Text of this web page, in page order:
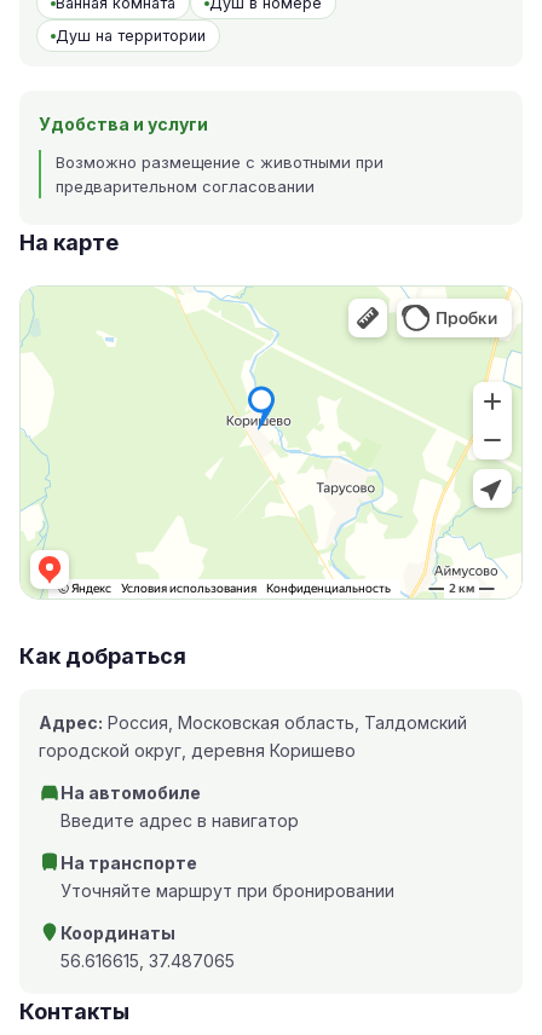
Душ на территории
Удобства и услуги
Возможно размещение с животными при
предварительном согласовании
На карте
Как добраться
Адрес: Россия, Московская область, Талдомский
городской округ, деревня Коришево
На автомобиле
Введите адрес в навигатор
На транспорте
Уточняйте маршрут при бронировании
Координаты
56.616615, 37.487065
Контакты